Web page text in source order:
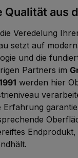
aus
Veredelung
setzt auf
und die
Partners im
werden hier
Erfahrung